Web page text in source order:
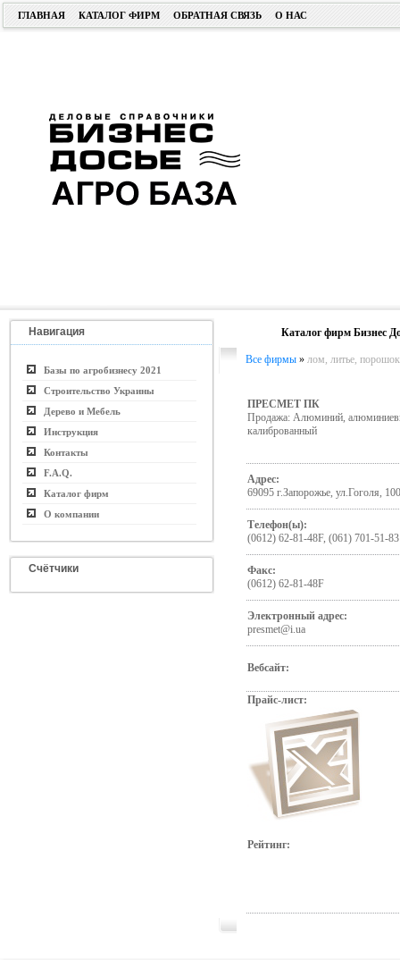
ГЛАВНАЯ КАТАЛОГ ФИРМ ОБРАТНАЯ СВЯЗЬ О НАС
Навигация
Базы по агробизнесу 2021
Строительство Украины
Дерево и Мебель
Инструкция
Контакты
F.A.Q.
Каталог фирм
О компании
Счётчики
Каталог фирм Бизнес
Все фирмы » лом, литье,
ПРЕСМЕТ ПК
Продажа: Алюминий,
калиброванный
Адрес:
69095 г.Запорожье, ул.Гоголя, 100
Телефон(ы):
(0612) 62-81-48F, (061) 701-51-83
Факс:
(0612) 62-81-48F
Электронный адрес:
presmet@i.ua
Вебсайт:
Прайс-лист:
Рейтинг: